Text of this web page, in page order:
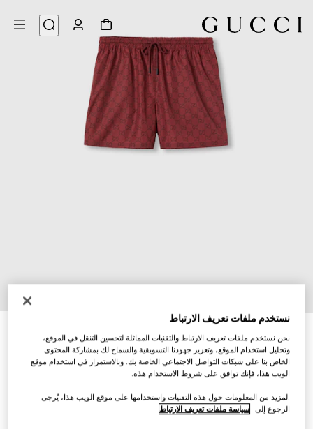
شورت للسباحة من النايلون بطبعة شعار GG
€ 720
نستخدم ملفات تعريف الارتباط
نحن نستخدم ملفات تعريف الارتباط والتقنيات المماثلة لتحسين التنقل في الموقع،
وتحليل استخدام الموقع، وتعزيز جهودنا التسويقية والسماح لك بمشاركة المحتوى
الخاص بنا على شبكات التواصل الاجتماعي الخاصة بك. وبالاستمرار في استخدام موقع
الويب هذا، فإنك توافق على شروط الاستخدام هذه.
.لمزيد من المعلومات حول هذه التقنيات واستخدامها على موقع الويب هذا، يُرجى
الرجوع إلى سياسة ملفات تعريف الارتباط